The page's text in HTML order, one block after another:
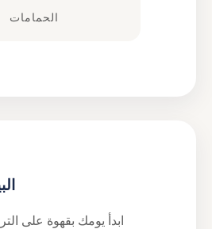
الحمامات
ابدأ يومك بقهوة على